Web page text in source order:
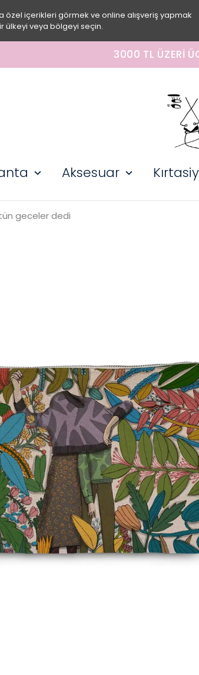
özel içerikleri görmek ve online alışveriş yapmak
ülkeyi veya bölgeyi seçin.
3000 TL ÜZERI
Aksesuar
geceler dedi